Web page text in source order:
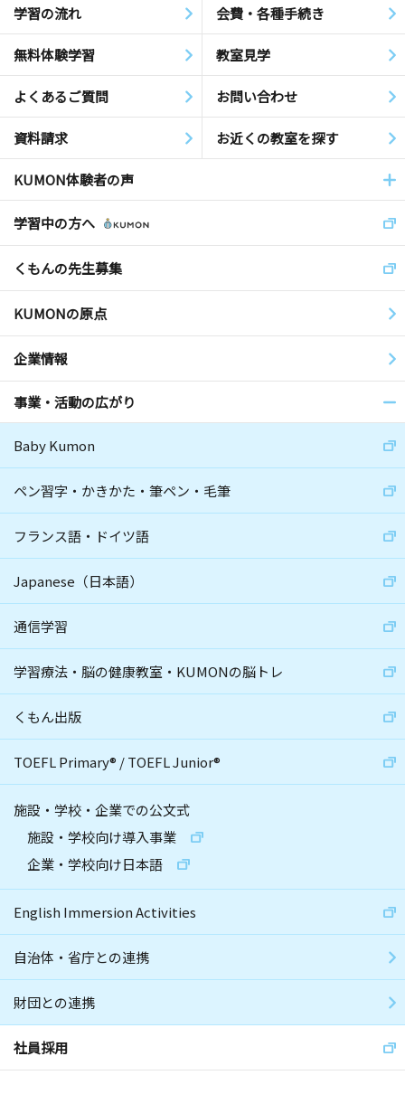
学習の流れ 会費・各種手続き
無料体験学習 教室見学
よくあるご質問 お問い合わせ
資料請求 お近くの教室を探す
KUMON体験者の声
学習中の方へ
くもんの先生募集
KUMONの原点
企業情報
事業・活動の広がり
Baby Kumon
ペン習字・かきかた・筆ペン・毛筆
フランス語・ドイツ語
Japanese（日本語）
通信学習
学習療法・脳の健康教室・KUMONの脳トレ
くもん出版
TOEFL Primary® /TOEFL Junior®
施設・学校・企業での公文式
施設・学校向け導入事業
企業・学校向け日本語
English Immersion Activities
自治体・省庁との連携
財団との連携
社員採用